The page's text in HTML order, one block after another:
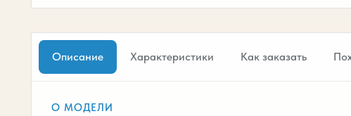
Описание Характеристики Как заказать
О МОДЕЛИ